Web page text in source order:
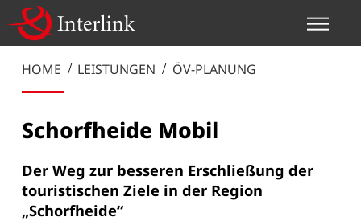
HOME LEISTUNGEN ÖV-PLANUNG
Schorfheide Mobil
Der Weg zur besseren Erschließung der
touristischen Ziele in der Region
„Schorfheide“